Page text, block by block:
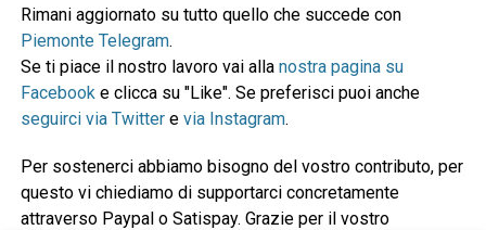
Rimani aggiornato su tutto quello che succede con
Piemonte Telegram.
Se ti piace il nostro lavoro vai alla nostra pagina su
Facebook e clicca su "Like". Se preferisci puoi anche
seguirci via Twittere via Instagram.
Per sostenerci abbiamo bisogno del vostro contributo, per
questo vi chiediamo di supportarci concretamente
attraverso Paypal o Satispay. Grazie per il vostro